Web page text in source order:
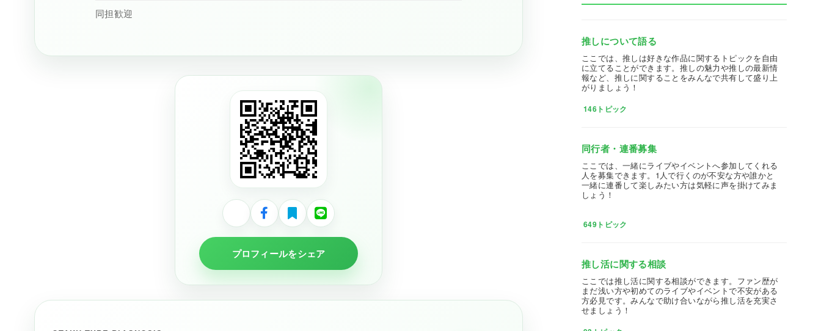
同担歓迎
プロフィールをシェア
推しについて語る
ここでは、推しは好きな作品に関するトピックを自由
に立てることができます。推しの魅力や推しの最新情
報など、推しに関することをみんなで共有して盛り上
がりましょう！
146トピック
同行者・連番募集
ここでは、一緒にライブやイベントへ参加してくれる
人を募集できます。1人で行くのが不安な方や誰かと
一緒に連番して楽しみたい方は気軽に声を掛けてみま
しょう！
649トピック
推し活に関する相談
ここでは推し活に関する相談ができます。ファン歴が
まだ浅い方や初めてのライブやイベントで不安がある
方必見です。みんなで助け合いながら推し活を充実さ
せましょう！